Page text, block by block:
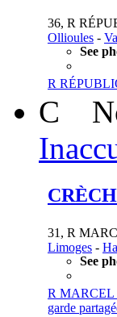
36, R
Ollioules -
See
R
C
31, R
Limoges -
See
R
garde